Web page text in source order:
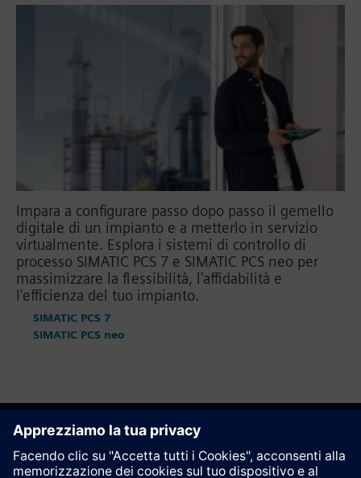
Impara a configurare passo dopo passo il gemello
digitale di un impianto e a metterlo in servizio
virtualmente. Esplora i sistemi di controllo di
processo SIMATIC PCS 7 e SIMATIC PCS neo per
massimizzare la flessibilità, l'affidabilità e
l'efficienza del tuo impianto.
SIMATIC PCS 7
SIMATIC PCS neo
Raccomanda questa pagina